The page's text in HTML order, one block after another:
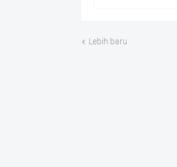
Lebih baru